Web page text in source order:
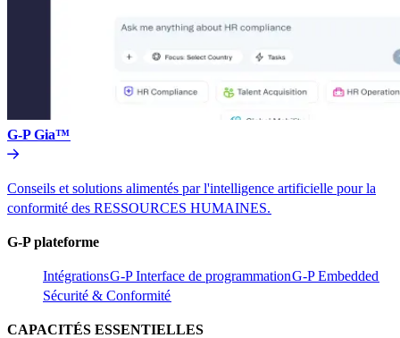
G-P Gia™​​
Conseils et solutions alimentés par l'intelligence artificielle pour la
conformité des RESSOURCES HUMAINES.​​
G-P plateforme​​
Intégrations​​G-P Interface de programmation​​G-P Embedded​​
Sécurité & Conformité​​
CAPACITÉS ESSENTIELLES​​